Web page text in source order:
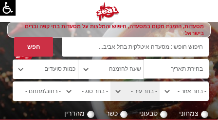
מסעדות, הזמנת מקום במסעדה, חיפוש והמלצות על מסעדות בתי קפה וברים
בישראל
צמחוני טבעוני כשר מהדרין